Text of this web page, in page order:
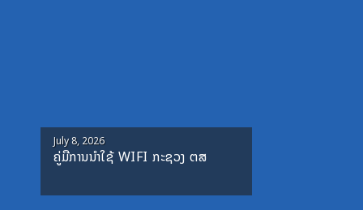
Posted
on
July 8, 2026
ຄູ່ມືການນຳໃຊ້ WIFI ກະຊວງ ຕສ